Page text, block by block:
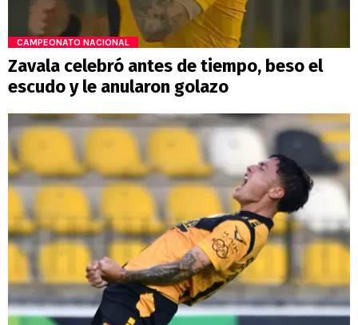
CAMPEONATO NACIONAL
Zavala celebró antes de tiempo, beso el
escudo y le anularon golazo